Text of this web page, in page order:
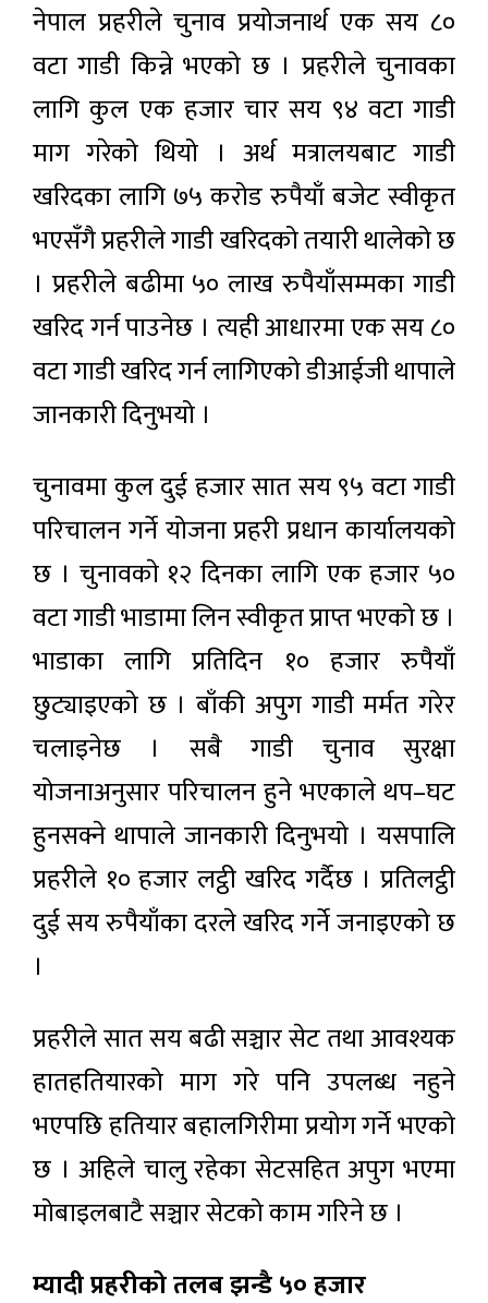
नेपाल प्रहरीले चुनाव प्रयोजनार्थ एक सय ८०
वटा गाडी किन्ने भएको छ । प्रहरीले चुनावका
लागि कुल एक हजार चार सय ९४ वटा गाडी
माग गरेको थियो । अर्थ मत्रालयबाट गाडी
खरिदका लागि ७५ करोड रुपैयाँ बजेट स्वीकृत
भएसँगै प्रहरीले गाडी खरिदको तयारी थालेको छ
। प्रहरीले बढीमा ५० लाख रुपैयाँसम्मका गाडी
खरिद गर्न पाउनेछ । त्यही आधारमा एक सय ८०
वटा गाडी खरिद गर्न लागिएको डीआईजी थापाले
जानकारी दिनुभयो ।
चुनावमा कुल दुई हजार सात सय ९५ वटा गाडी
परिचालन गर्ने योजना प्रहरी प्रधान कार्यालयको
छ । चुनावकाे १२ दिनका लागि एक हजार ५०
वटा गाडी भाडामा लिन स्वीकृत प्राप्त भएको छ ।
भाडाका लागि प्रतिदिन १० हजार रुपैयाँ
छुट्याइएको छ । बाँकी अपुग गाडी मर्मत गरेर
चलाइनेछ । सबै गाडी चुनाव सुरक्षा
योजनाअनुसार परिचालन हुने भएकाले थप–घट
हुनसक्ने थापाले जानकारी दिनुभयो । यसपालि
प्रहरीले १० हजार लट्ठी खरिद गर्दैछ । प्रतिलट्ठी
दुई सय रुपैयाँका दरले खरिद गर्ने जनाइएको छ
।
प्रहरीले सात सय बढी सञ्चार सेट तथा आवश्यक
हातहतियारको माग गरे पनि उपलब्ध नहुने
भएपछि हतियार बहालगिरीमा प्रयोग गर्ने भएको
छ । अहिले चालु रहेका सेटसहित अपुग भएमा
मोबाइलबाटै सञ्चार सेटको काम गरिने छ ।
म्यादी प्रहरीको तलब झन्डै ५० हजार